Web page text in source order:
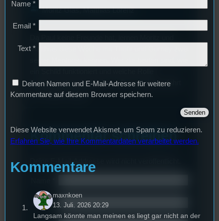
Matthias diese Woche mit Thufir und Gurney zwei
Französisch in der Welt von Dune spielt, erfahrt
ihr in dieser Folge.
Kommentar schreiben
Deine E-Mail-Addresse wird nicht veröffentlicht.
Email*
group Moritz Glas, Matthias Lorenz
Name *
Email *
Text *
Deinen Namen und E-Mail-Adresse für weitere
Kommentare auf diesem Browser speichern.
Diese Website verwendet Akismet, um Spam zu reduzieren.
Erfahren Sie, wie Ihre Kommentardaten verarbeitet werden.
Kommentare
maxnkoen
13. Juli. 2026 20:29
Langsam könnte man meinen es liegt gar nicht an der